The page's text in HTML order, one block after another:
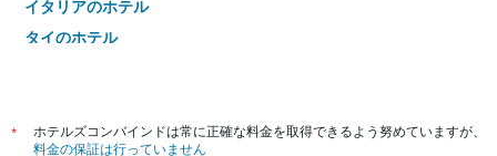
イタリアのホテル
タイのホテル
*
ホテルズコンバインドは常に正確な料金を取得できるよう努めていますが、
料金の保証は行っていません